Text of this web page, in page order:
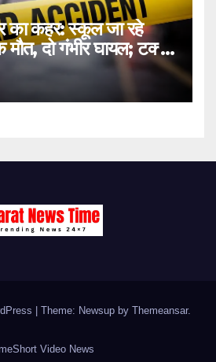
का कहर: स्कूल जा रहे
मौत, दो गंभीर घायल; टक्कर
Theme: Newsup by Themeansar.
Short Video News